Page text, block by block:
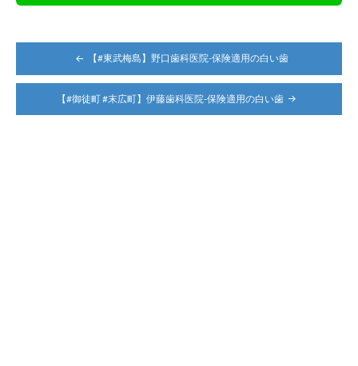
稿
ビ
【#東武梅島】野口歯科医院-保険適用の白い歯
【#御徒町 #末広町】伊藤歯科医院-保険適用の白い歯